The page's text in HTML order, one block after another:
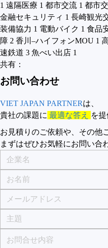
1 遠隔医療 1 都市交流 1 都市
金融セキュリティ 1 長崎観光
装備協力 1 電動バイク 1 食品
障 2 香川–ハイフォンMOU 1
速鉄道 3 魚べい出店 1
共有：
お問い合わせ​
VIET JAPAN PARTNERは、
貴社の課題に 最適な答え
を提
お見積りのご依頼や、その他
まずはぜひお気軽にお問い合